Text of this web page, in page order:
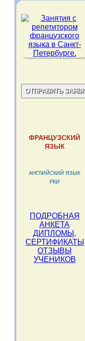
ФРАНЦУЗСКИЙ
ЯЗЫК
АНГЛИЙСКИЙ ЯЗЫК
РКИ
ПОДРОБНАЯ
АНКЕТА
ДИПЛОМЫ,
СЕРТИФИКАТЫ
ОТЗЫВЫ
УЧЕНИКОВ